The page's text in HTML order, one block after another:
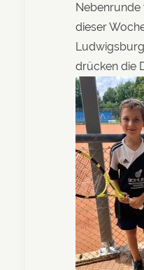
Nebenrunde
dieser
drücken die